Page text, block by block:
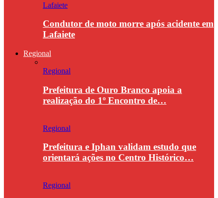
Lafaiete
Condutor de moto morre após acidente em
Lafaiete
Regional
Regional
Prefeitura de Ouro Branco apoia a
realização do 1º Encontro de…
Regional
Prefeitura e Iphan validam estudo que
orientará ações no Centro Histórico…
Regional